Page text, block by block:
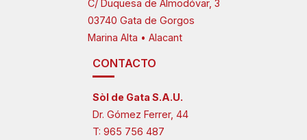
C/ Duquesa de Almodóvar, 3
03740 Gata de Gorgos
Marina Alta • Alacant
CONTACTO
Sòl de Gata S.A.U.
Dr. Gómez Ferrer, 44
T: 965 756 487